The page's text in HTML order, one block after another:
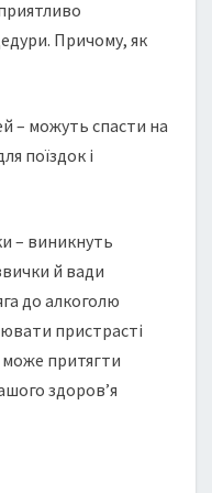
Причому, як
– можуть спасти на
поїздок і
– виникнуть
й вади
до алкоголю
пристрасті
притягти
здоров’я